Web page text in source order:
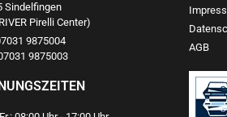
Sindelfingen
Pirelli Center)
9875004
9875003
AGB